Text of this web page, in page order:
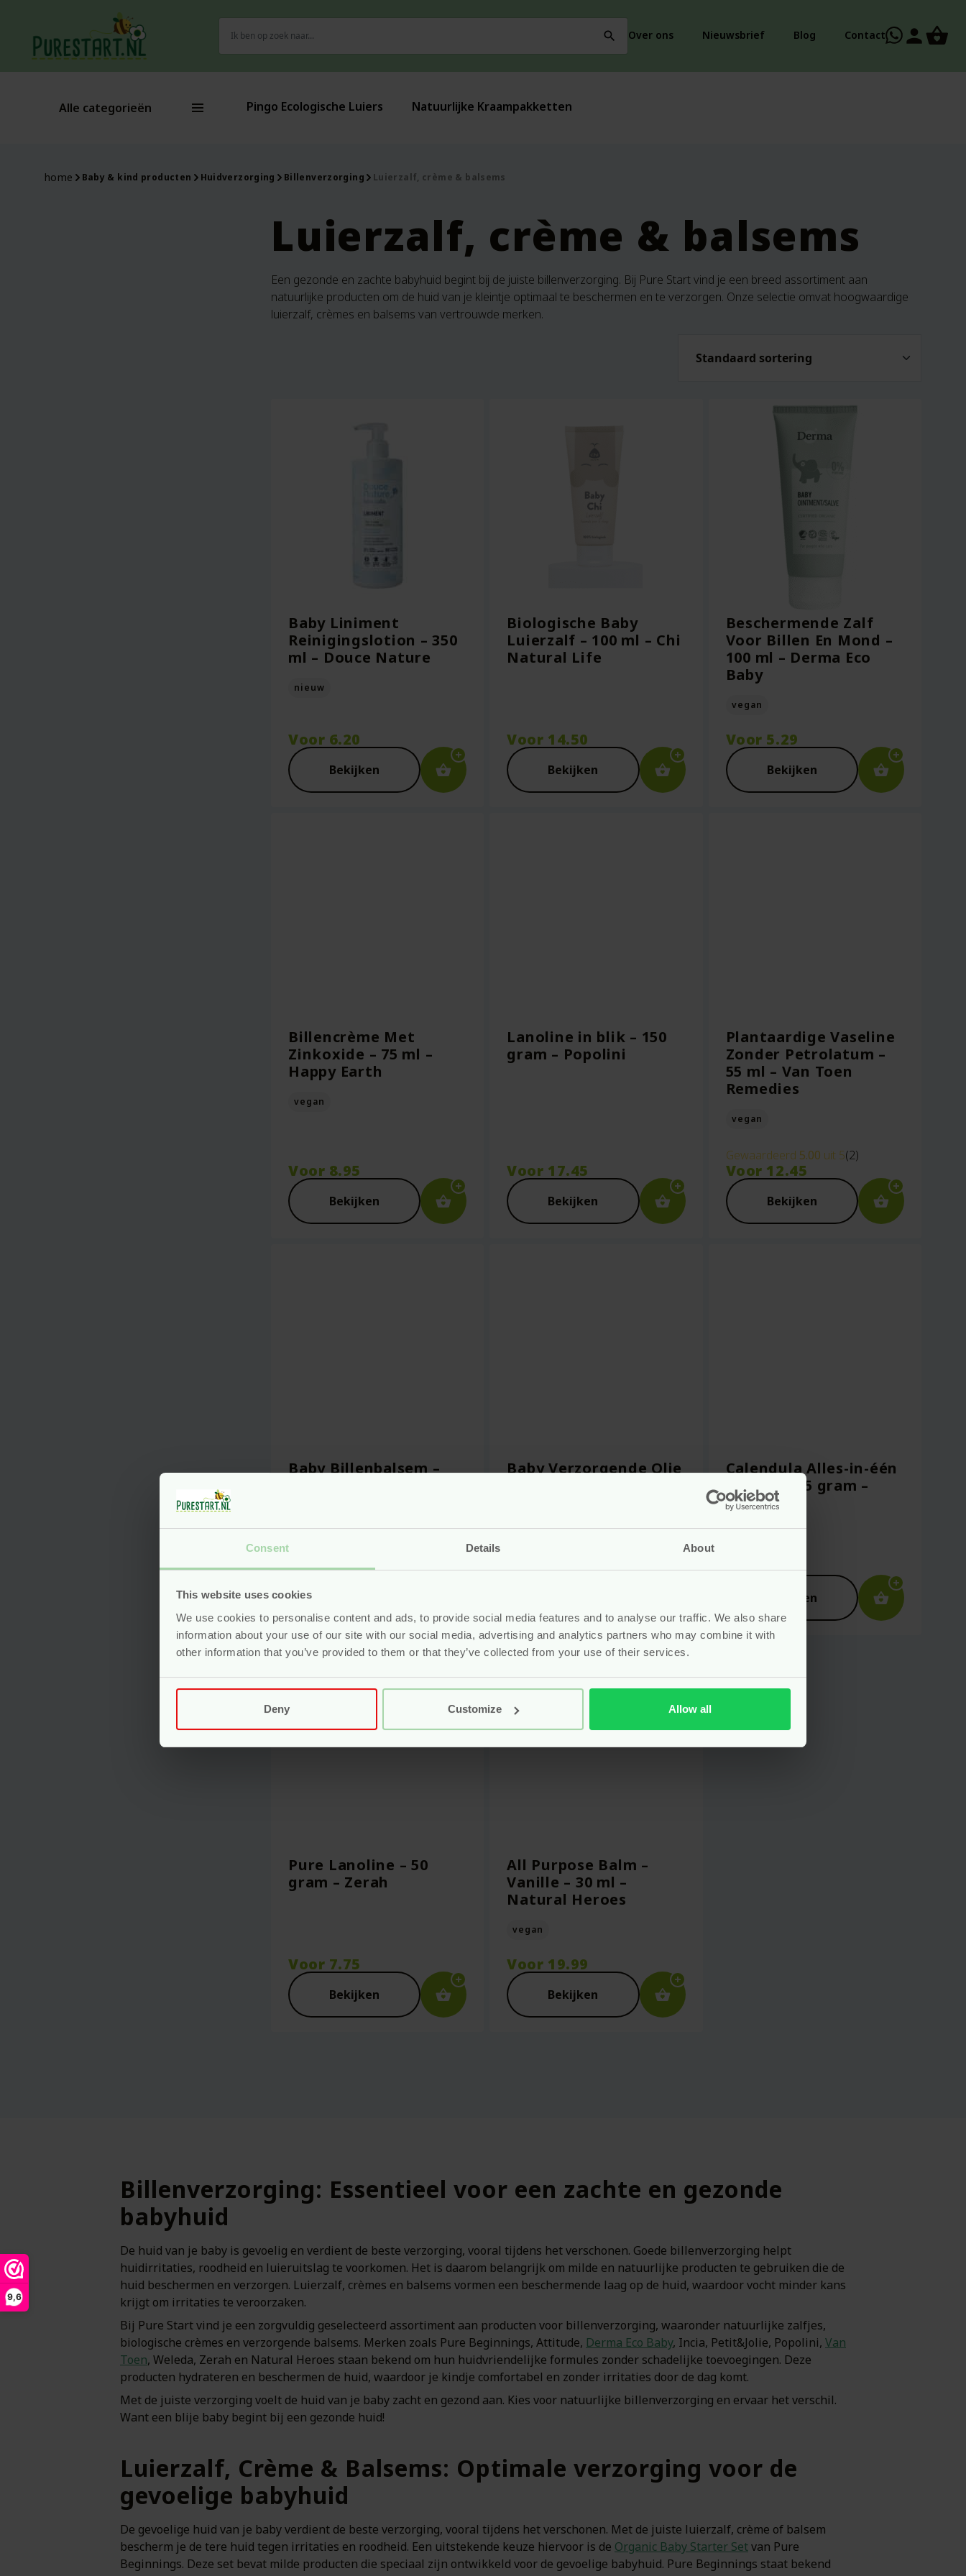
Consent Details About
This website uses cookies
We use cookies to personalise content and ads, to provide social media features and to analyse our traffic. We also share
information about your use of our site with our social media, advertising and analytics partners who may combine it with
other information that you’ve provided to them or that they’ve collected from your use of their services.
Deny Customize Allow all
9,6
naar:
search Over ons Nieuwsbrief Blog Contact person
Alle categorieën Pingo Ecologische Luiers Natuurlijke Kraampakketten
home Baby & kind producten Huidverzorging Billenverzorging Luierzalf, crème & balsems
Luierzalf, crème & balsems
Een gezonde en zachte babyhuid begint bij de juiste billenverzorging. Bij Pure Start vind je een breed assortiment aan
natuurlijke producten om de huid van je kleintje optimaal te beschermen en te verzorgen. Onze selectie omvat hoogwaardige
luierzalf, crèmes en balsems van vertrouwde merken.
Baby Liniment
Reinigingslotion – 350
ml – Douce Nature
nieuw
Voor 6.20
Bekijken
Biologische Baby
Luierzalf – 100 ml – Chi
Natural Life
Voor 14.50
Bekijken
Beschermende Zalf
Voor Billen En Mond –
100 ml – Derma Eco
Baby
vegan
Voor 5.29
Bekijken
Billencrème Met
Zinkoxide – 75 ml –
Happy Earth
vegan
Voor 8.95
Bekijken
Lanoline in blik – 150
gram – Popolini
Voor 17.45
Bekijken
Plantaardige Vaseline
Zonder Petrolatum –
55 ml – Van Toen
Remedies
vegan
Gewaardeerd 5.00 uit 5(2)
Voor 12.45
Bekijken
Baby Billenbalsem –
Vanaf5.49
Baby Verzorgende Olie
Voor13.95
Calendula Alles-in-één
balsem – 25 gram –
Weleda
vegan
Voor8.99
Bekijken
Pure Lanoline – 50
gram – Zerah
Voor 7.75
Bekijken
All Purpose Balm –
Vanille – 30 ml –
Natural Heroes
vegan
Voor 19.99
Bekijken
Billenverzorging: Essentieel voor een zachte en gezonde
babyhuid
De huid van je baby is gevoelig en verdient de beste verzorging, vooral tijdens het verschonen. Goede billenverzorging helpt
huidirritaties, roodheid en luieruitslag te voorkomen. Het is daarom belangrijk om milde en natuurlijke producten te gebruiken die de
huid beschermen en verzorgen. Luierzalf, crèmes en balsems vormen een beschermende laag op de huid, waardoor vocht minder kans
krijgt om irritaties te veroorzaken.
Bij Pure Start vind je een zorgvuldig geselecteerd assortiment aan producten voor billenverzorging, waaronder natuurlijke zalfjes,
biologische crèmes en verzorgende balsems. Merken zoals Pure Beginnings, Attitude, Derma Eco Baby, Incia, Petit&Jolie, Popolini, Van
Toen, Weleda, Zerah en Natural Heroes staan bekend om hun huidvriendelijke formules zonder schadelijke toevoegingen. Deze
producten hydrateren en beschermen de huid, waardoor je kindje comfortabel en zonder irritaties door de dag komt.
Met de juiste verzorging voelt de huid van je baby zacht en gezond aan. Kies voor natuurlijke billenverzorging en ervaar het verschil.
Want een blije baby begint bij een gezonde huid!
Luierzalf, Crème & Balsems: Optimale verzorging voor de
gevoelige babyhuid
De gevoelige huid van je baby verdient de beste verzorging, vooral tijdens het verschonen. Met de juiste luierzalf, crème of balsem
bescherm je de tere huid tegen irritaties en roodheid. Een uitstekende keuze hiervoor is de Organic Baby Starter Setvan Pure
Beginnings. Deze set bevat milde producten die speciaal zijn ontwikkeld voor de gevoelige babyhuid. Pure Beginnings staat bekend